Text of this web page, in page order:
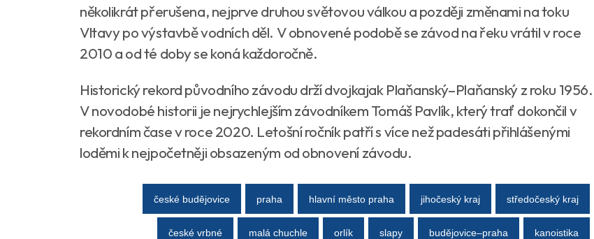
několikrát přerušena, nejprve druhou světovou válkou a později změnami na toku
Vltavy po výstavbě vodních děl. V obnovené podobě se závod na řeku vrátil v roce
2010 a od té doby se koná každoročně.
Historický rekord původního závodu drží dvojkajak Plaňanský–Plaňanský z roku 1956.
V novodobé historii je nejrychlejším závodníkem Tomáš Pavlík, který trať dokončil v
rekordním čase v roce 2020. Letošní ročník patří s více než padesáti přihlášenými
loděmi k nejpočetněji obsazeným od obnovení závodu.
české budějovice praha hlavní město praha jihočeský kraj středočeský kraj
české vrbné malá chuchle orlík slapy budějovice–praha kanoistika